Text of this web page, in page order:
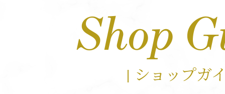
Shop
ショップガ